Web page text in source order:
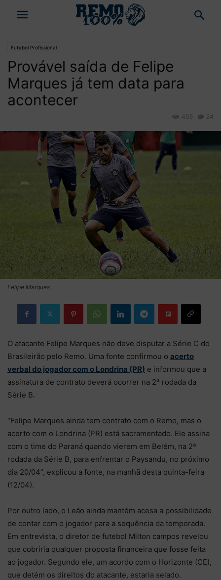
Futebol Profissional
Provável saída de Felipe
Marques já tem data para
acontecer
24
405
Felipe Marques
O atacante Felipe Marques não deve disputar a Série C do
Brasileirão pelo Remo. Uma fonte confirmou o acerto
verbal do jogador com o Londrina (PR) e informou que a
assinatura de contrato deverá ocorrer na 2ª rodada da
Série B.
“Felipe Marques ainda tem contrato com o Remo, mas o
acerto com o Londrina (PR) está sacramentado. Ele assina
com o time do Paraná quando vierem em Belém, na 2ª
rodada da Série B, para enfrentar o Paysandu, no próximo
dia 20/04”, explicou a fonte, na manhã desta quinta-feira
(12/04).
Por outro lado, o Leão ainda mantém acesa a possibilidade
de contar com o jogador para a sequência da temporada.
Em entrevista, o diretor de futebol Milton campos revelou
que cobriria qualquer proposta financeira que fosse feita
ao jogador. Segundo ele, um acordo com o Horizonte (CE),
que detém os direitos do atacante, estaria selado.